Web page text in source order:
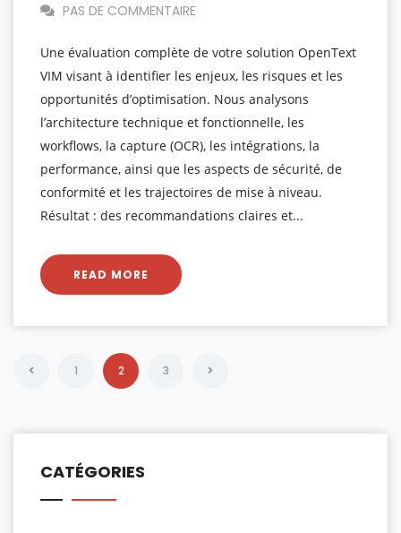
PAS DE COMMENTAIRE
Une évaluation complète de votre solution OpenText
VIM visant à identifier les enjeux, les risques et les
opportunités d’optimisation. Nous analysons
l’architecture technique et fonctionnelle, les
workflows, la capture (OCR), les intégrations, la
performance, ainsi que les aspects de sécurité, de
conformité et les trajectoires de mise à niveau.
Résultat : des recommandations claires et...
READ MORE
1 2 3
CATÉGORIES